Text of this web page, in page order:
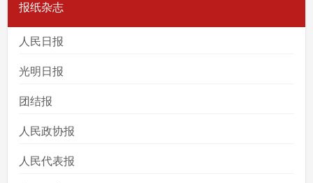
报纸杂志
人民日报
光明日报
团结报
人民政协报
人民代表报